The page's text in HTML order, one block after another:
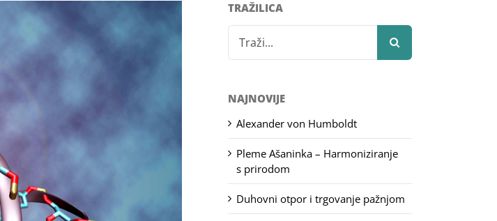
TRAŽILICA
for:
NAJNOVIJE
Alexander von Humboldt
Pleme Ašaninka – Harmoniziranje
s prirodom
Duhovni otpor i trgovanje pažnjom